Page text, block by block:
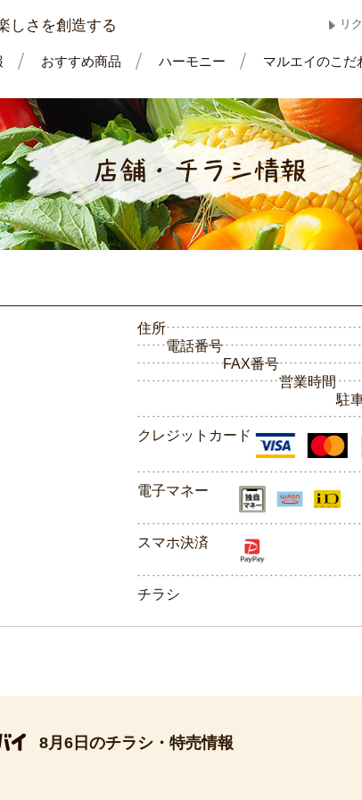
しさを創造する リ
おすすめ商品 ハーモニー マルエイのこだ
住所
電話番号
FAX番号
営業時間
駐
クレジットカード
電子マネー
スマホ決済
チラシ
8月6日のチラシ・特売情報